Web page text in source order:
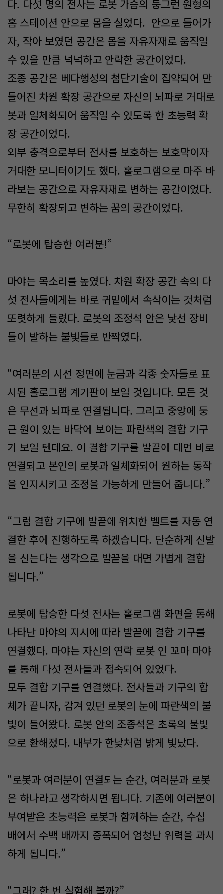
다. 다섯 명의 전사는 로봇 가슴의 둥그런 원형의
홈 스테이션 안으로 몸을 실었다. 안으로 들어가
자, 작아 보였던 공간은 몸을 자유자재로 움직일
수 있을 만큼 넉넉하고 안락한 공간이었다.
조종 공간은 베다행성의 첨단기술이 집약되어 만
들어진 차원 확장 공간으로 자신의 뇌파로 거대로
봇과 일체화되어 움직일 수 있도록 한 초능력 확
장 공간이었다.
외부 충격으로부터 전사를 보호하는 보호막이자
거대한 모니터이기도 했다. 홀로그램으로 마주 바
라보는 공간으로 자유자재로 변하는 공간이었다.
무한히 확장되고 변하는 꿈의 공간이었다.
“로봇에 탑승한 여러분!”
마야는 목소리를 높였다. 차원 확장 공간 속의 다
섯 전사들에게는 바로 귀밑에서 속삭이는 것처럼
또렷하게 들렸다. 로봇의 조정석 안은 낯선 장비
들이 발하는 불빛들로 반짝였다.
“여러분의 시선 정면에 눈금과 각종 숫자들로 표
시된 홀로그램 계기판이 보일 것입니다. 모든 것
은 무선과 뇌파로 연결됩니다. 그리고 중앙에 둥
근 원이 있는 바닥에 보이는 파란색의 결합 기구
가 보일 텐데요. 이 결합 기구를 발끝에 대면 바로
연결되고 본인의 로봇과 일체화되어 원하는 동작
을 인지시키고 조정을 가능하게 만들어 줍니다.”
“그럼 결합 기구에 발끝에 위치한 벨트를 자동 연
결한 후에 진행하도록 하겠습니다. 단순하게 신발
을 신는다는 생각으로 발끝을 대면 가볍게 결합
됩니다.”
로봇에 탑승한 다섯 전사는 홀로그램 화면을 통해
나타난 마야의 지시에 따라 발끝에 결합 기구를
연결했다. 마야는 자신의 연락 로봇 인 꼬마 마야
를 통해 다섯 전사들과 접속되어 있었다.
모두 결합 기구를 연결했다. 전사들과 기구의 합
체가 끝나자, 감겨 있던 로봇의 눈에 파란색의 불
빛이 들어왔다. 로봇 안의 조종석은 초록의 불빛
으로 환해졌다. 내부가 한낮처럼 밝게 빛났다.
“로봇과 여러분이 연결되는 순간, 여러분과 로봇
은 하나라고 생각하시면 됩니다. 기존에 여러분이
부여받은 초능력은 로봇과 함께하는 순간, 수십
배에서 수백 배까지 증폭되어 엄청난 위력을 과시
하게 됩니다.”
“그래? 한 번 실험해 볼까?”